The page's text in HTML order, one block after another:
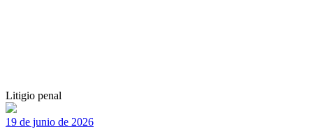
Litigio penal
19 de junio de 2026